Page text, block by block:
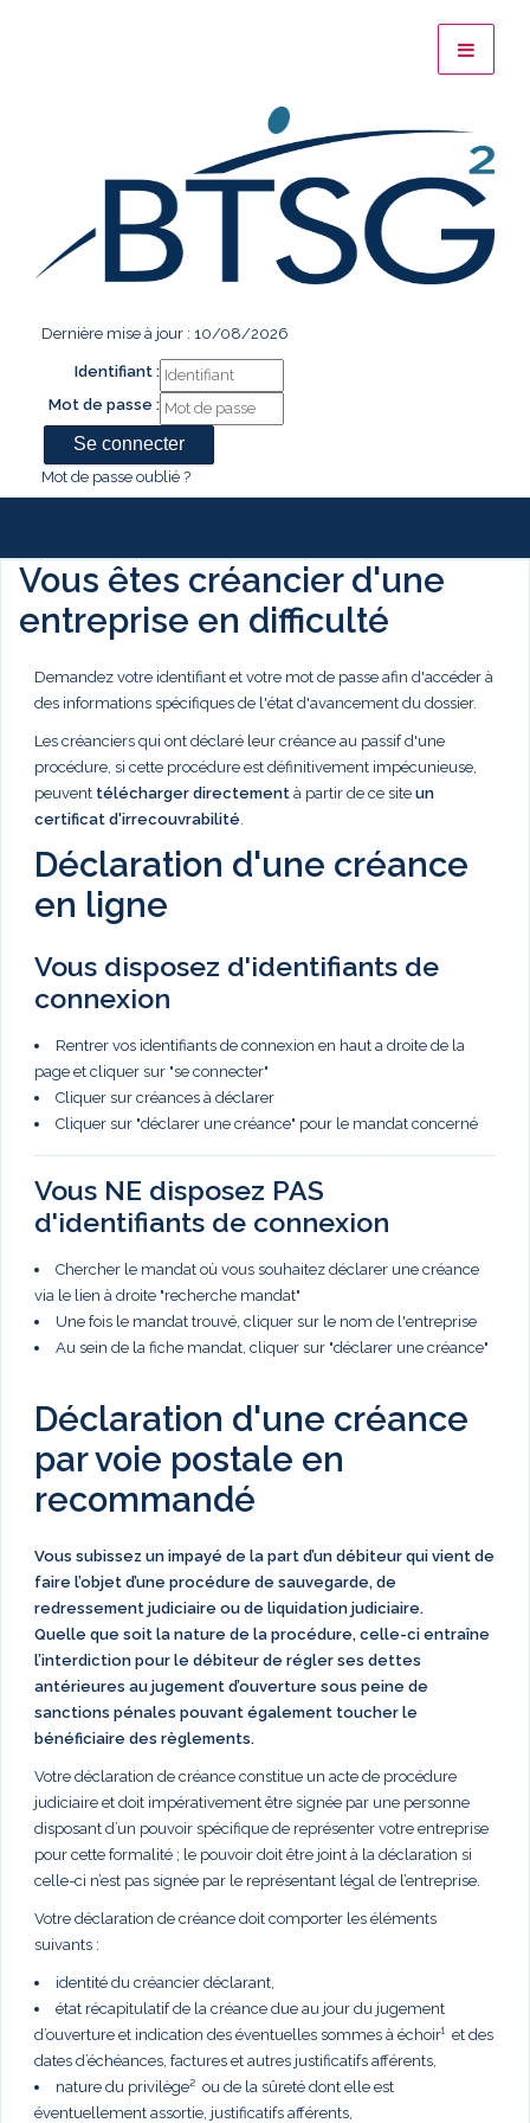
Dernière mise à jour : 10/08/2026
Identifiant :
Mot de passe :
Mot de passe oublié ?
Vous êtes créancier d'une
entreprise en difficulté
Demandez votre identifiant et votre mot de passe afin d'accéder à
des informations spécifiques de l'état d'avancement du dossier.
Les créanciers qui ont déclaré leur créance au passif d'une
procédure, si cette procédure est définitivement impécunieuse,
peuvent télécharger directement à partir de ce site un
certificat d'irrecouvrabilité.
Déclaration d'une créance
en ligne
Vous disposez d'identifiants de
connexion
Rentrer vos identifiants de connexion en haut a droite de la
page et cliquer sur "se connecter"
Cliquer sur créances à déclarer
Cliquer sur "déclarer une créance" pour le mandat concerné
Vous NE disposez PAS
d'identifiants de connexion
Chercher le mandat où vous souhaitez déclarer une créance
via le lien à droite "recherche mandat"
Une fois le mandat trouvé, cliquer sur le nom de l'entreprise
Au sein de la fiche mandat, cliquer sur "déclarer une créance"
Déclaration d'une créance
par voie postale en
recommandé
Vous subissez un impayé de la part d’un débiteur qui vient de
faire l’objet d’une procédure de sauvegarde, de
redressement judiciaire ou de liquidation judiciaire.
Quelle que soit la nature de la procédure, celle-ci entraîne
l’interdiction pour le débiteur de régler ses dettes
antérieures au jugement d’ouverture sous peine de
sanctions pénales pouvant également toucher le
bénéficiaire des règlements.
Votre déclaration de créance constitue un acte de procédure
judiciaire et doit impérativement être signée par une personne
disposant d’un pouvoir spécifique de représenter votre entreprise
pour cette formalité ; le pouvoir doit être joint à la déclaration si
celle-ci n’est pas signée par le représentant légal de l’entreprise.
Votre déclaration de créance doit comporter les éléments
suivants :
identité du créancier déclarant,
état récapitulatif de la créance due au jour du jugement
d’ouverture et indication des éventuelles sommes à échoir¹ et des
dates d’échéances, factures et autres justificatifs afférents,
nature du privilège² ou de la sûreté dont elle est
éventuellement assortie, justificatifs afférents,